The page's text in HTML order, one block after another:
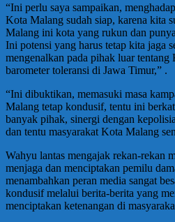
“Ini perlu saya sampaikan,
Kota Malang sudah siap, karena kita
Malang ini kota yang rukun dan
Ini potensi yang harus tetap kita jaga
mengenalkan pada pihak luar tentang
barometer toleransi di Jawa Timur,” .
“Ini dibuktikan, memasuki masa
Malang tetap kondusif, tentu ini
banyak pihak, sinergi dengan
dan tentu masyarakat Kota Malang
Wahyu lantas mengajak rekan-rekan
menjaga dan menciptakan pemilu
menambahkan peran media sangat
kondusif melalui berita-berita yang
menciptakan ketenangan di